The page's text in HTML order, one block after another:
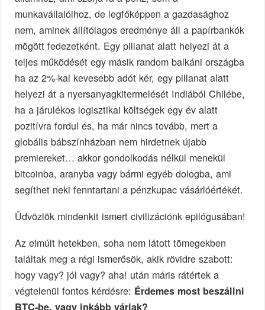
munkavállalóihoz, de legfőképpen a gazdasághoz
nem, aminek állítólagos eredménye áll a papírbankók
mögött fedezetként. Egy pillanat alatt helyezi át a
teljes működését egy másik random balkáni országba
ha az 2%-kal kevesebb adót kér, egy pillanat alatt
helyezi át a nyersanyagkitermelését Indiából Chilébe,
ha a járulékos logisztikai költségek egy év alatt
pozitívra fordul és, ha már nincs tovább, mert a
globális bábszínházban nem hirdetnek újabb
premiereket… akkor gondolkodás nélkül menekül
bitcoinba, aranyba vagy bármi egyéb dologba, ami
segíthet neki fenntartani a pénzkupac vásárlóértékét.
Üdvözlök mindenkit ismert civilizációnk epilógusában!
Az elmúlt hetekben, soha nem látott tömegekben
találtak meg a régi ismerősök, akik rövidre szabott:
hogy vagy? jól vagy? aha! után máris rátértek a
végtelenül fontos kérdésre: Érdemes most beszállni
BTC-be, vagy inkább várjak?